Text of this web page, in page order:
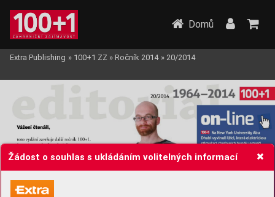
Žádost o souhlas s ukládáním volitelných informací
Domů
Extra Publishing » 100+1 ZZ » Ročník 2014 » 20/2014